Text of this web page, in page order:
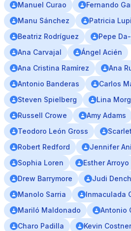
Manuel Curao
Fernando
Manu Sánchez
Patricia
Beatriz Rodríguez
Pepe
Ana Carvajal
Ángel Acién
Ana Cristina Ramírez
Ana
Antonio Banderas
Carlos
Steven Spielberg
Lina
Russell Crowe
Amy Adams
Teodoro León Gross
Robert Redford
Jennifer
Sophia Loren
Esther Arroyo
Drew Barrymore
Judi Dench
Manolo Sarria
Inmaculada
Mariló Maldonado
Antonio
Charo Padilla
Kevin Costner